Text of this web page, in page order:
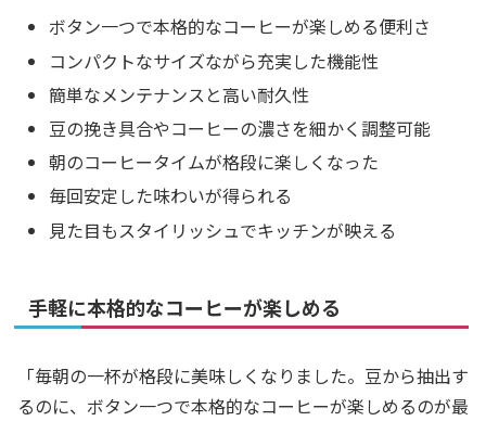
ボタン一つで本格的なコーヒーが楽しめる便利さ
コンパクトなサイズながら充実した機能性
簡単なメンテナンスと高い耐久性
豆の挽き具合やコーヒーの濃さを細かく調整可能
朝のコーヒータイムが格段に楽しくなった
毎回安定した味わいが得られる
見た目もスタイリッシュでキッチンが映える
手軽に本格的なコーヒーが楽しめる
「毎朝の一杯が格段に美味しくなりました。豆から抽出す
るのに、ボタン一つで本格的なコーヒーが楽しめるのが最